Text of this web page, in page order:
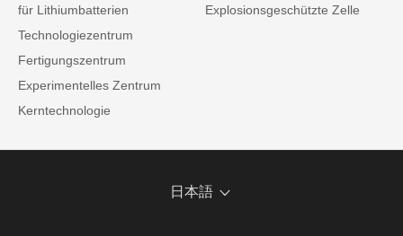
für Lithiumbatterien
Technologiezentrum
Fertigungszentrum
Experimentelles Zentrum
Kerntechnologie
Explosionsgeschützte Zelle
日本語